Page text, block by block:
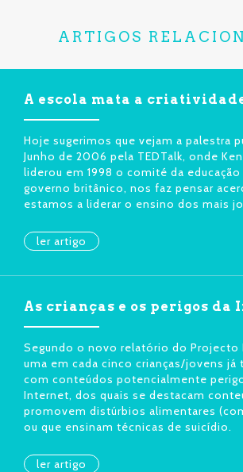
ARTIGOS
A escola mata a
Hoje sugerimos que vejam a palestra
Junho de 2006 pela TEDTalk, onde
liderou em 1998 o comité da
governo britânico, nos faz pensar
estamos a liderar o ensino dos mais
ler artigo
As crianças e os perigos da
Segundo o novo relatório do Projecto
uma em cada cinco crianças/jovens
com conteúdos potencialmente
Internet, dos quais se destacam
promovem distúrbios alimentares
ou que ensinam técnicas de suicídio.
ler artigo